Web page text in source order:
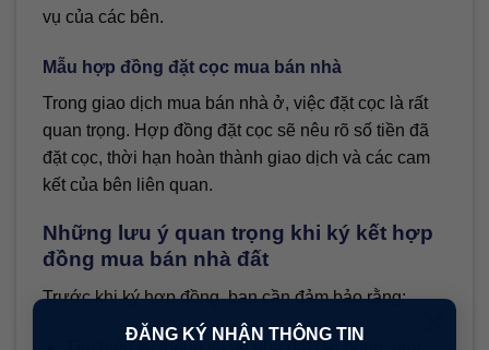
ĐĂNG KÝ NHẬN THÔNG TIN
vụ của các bên.
Mẫu hợp đồng đặt cọc mua bán nhà
Trong giao dịch mua bán nhà ở, việc đặt cọc là rất
quan trọng. Hợp đồng đặt cọc sẽ nêu rõ số tiền đã
đặt cọc, thời hạn hoàn thành giao dịch và các cam
kết của bên liên quan.
Những lưu ý quan trọng khi ký kết hợp
đồng mua bán nhà đất
Trước khi ký hợp đồng, bạn cần đảm bảo rằng: